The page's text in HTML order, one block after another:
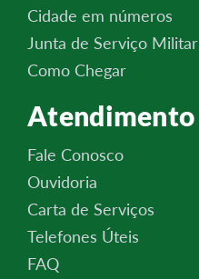
Cidade em números
Junta de Serviço Militar
Como Chegar
Atendimento
Fale Conosco
Ouvidoria
Carta de Serviços
Telefones Úteis
FAQ